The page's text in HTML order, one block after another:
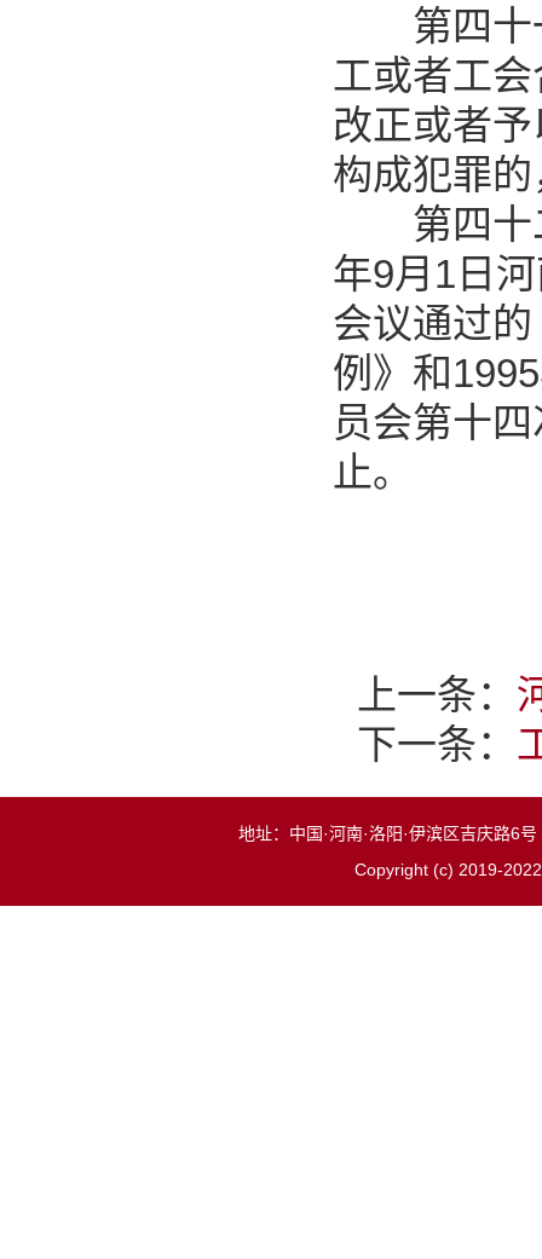
第四十一
工或者工
改正或者
构成犯罪
第四十二
年9月1日
会议通过
例》和
员会第十
止。
上一条：
下一条：
地址：中国·河南·洛阳·伊滨区吉庆
Copyright (c) 2019-